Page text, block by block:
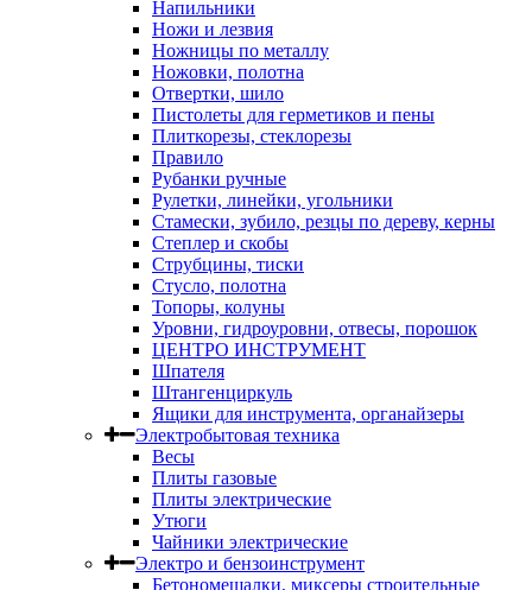
Напильники
Ножи и лезвия
Ножницы по металлу
Ножовки, полотна
Отвертки, шило
Пистолеты для герметиков и пены
Плиткорезы, стеклорезы
Правило
Рубанки ручные
Рулетки, линейки, угольники
Стамески, зубило, резцы по дереву, керны
Степлер и скобы
Струбцины, тиски
Стусло, полотна
Топоры, колуны
Уровни, гидроуровни, отвесы, порошок
ЦЕНТРО ИНСТРУМЕНТ
Шпателя
Штангенциркуль
Ящики для инструмента, органайзеры
Электробытовая техника
Весы
Плиты газовые
Плиты электрические
Утюги
Чайники электрические
Электро и бензоинструмент
Бетономешалки, миксеры строительные